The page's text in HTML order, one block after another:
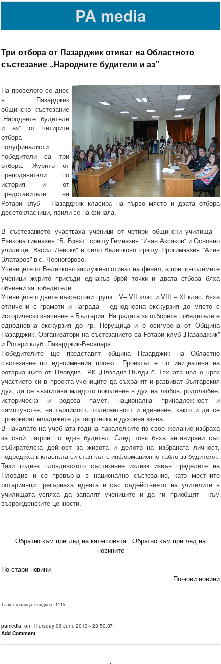
PA media
Три отбора от Пазарджик отиват на Областното
състезание „Народните будители и аз”
На провелото се днес
в Пазарджик
общинско състезание
„Народните будители
и аз” от четирите
отбора
полуфиналисти
победители са три
отбора. Журито от
преподаватели по
история и от
представители на
Ротари клуб – Пазарджик класира на първо място и двата отбора
десетокласници, явили се на финала.
В състезанието участваха ученици от четири общински училища –
Езикова гимназия “Б. Брехт” срещу Гимназия “Иван Аксаков” и Основно
училище “Васил Левски” в село Величково срещу Прогимназия “Асен
Златаров” в с. Черногорово.
Учениците от Величково заслужено отиват на финал, а при по-големите
ученици журито присъди еднакъв брой точки и двата отбора бяха
обявени за победители.
Учениците о двете възрастови групи : V– VІІ клас и VІІІ – ХІ клас, бяха
отличени с грамоти и награда – еднодневна екскурзия до място с
историческо значение в България. Наградата за отборите победители е
еднодневна екскурзия до гр. Перущица и е осигурена от Община
Пазарджик. Организатори на състезанието са Ротари клуб „Пазарджик”
и Ротари клуб „Пазарджик-Бесапара”.
Победителите ще представят община Пазарджик на Областно
състезание по едноименния проект. Проектът е по инициатива на
ротарианците от Пловдив –РК „Пловдив-Пълдин”. Тяхната цел е чрез
участието си в проекта учениците да съхранят и развиват българския
дух, да се възпитава младото поколение в дух на любов, родолюбие,
историческа и родова памет, национална принадлежност и
самочувстве, на търпимост, толерантност и единение, както и да се
провокират младежите да творческа и духовна изява.
В началато на учебната година паралелките по свое желание избраха
за свой патрон по един будител. След това бяха ангажирани със
събирателска дейност за живота и делото на избраната личност,
подредиха в класната си стая кът с информационно табло за будителя.
Тази година пловдивското състезание излезе извън пределите на
Пловдив и се превърна в национално състезание, като местните
ротарианци прегърнаха идеята и със съдействието на учителите в
училищата успяха да запалят учениците и да ги приобщят към
възрожденските ценности.
Обратно към преглед на категорията
Обратно към преглед на
новините
По-стари новини
По-нови новини
Тази страница е видяна: 1115
pamedia on Thursday 06 June 2013 - 23:50:37
Add Comment
.